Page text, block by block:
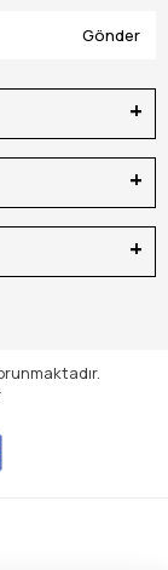
Gönder